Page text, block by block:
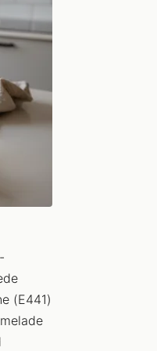
(E441)